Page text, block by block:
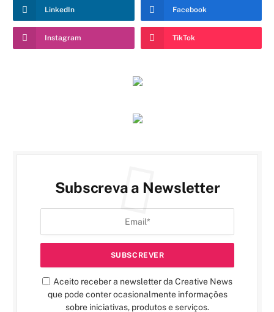
LinkedIn Facebook
Instagram TikTok
Subscreva a Newsletter
Aceito receber a newsletter da Creative News
que pode conter ocasionalmente informações
sobre iniciativas, produtos e serviços.